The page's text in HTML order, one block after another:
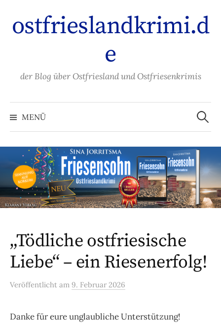
Inhalt
überspringen
ostfrieslandkrimi.d
e
der Blog über Ostfriesland und Ostfriesenkrimis
MENÜ
Suchen
nach:
„Tödliche ostfriesische
Liebe“ – ein Riesenerfolg!
Veröffentlicht am 9. Februar 2026
Danke für eure unglaubliche Unterstützung!